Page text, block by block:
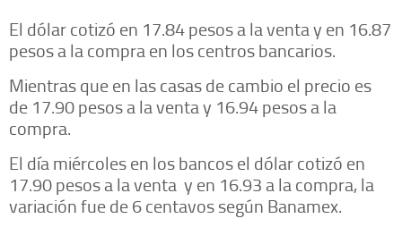
El dólar cotizó en 17.84 pesos a la venta y en 16.87
pesos a la compra en los centros bancarios.
Mientras que en las casas de cambio el precio es
de 17.90 pesos a la venta y 16.94 pesos a la
compra.
El día miércoles en los bancos el dólar cotizó en
17.90 pesos a la venta y en 16.93 a la compra, la
variación fue de 6 centavos según Banamex.